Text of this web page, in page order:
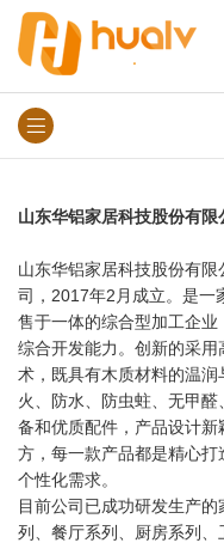
山东华铝家居科技股份有限
山东华铝家居科技股份有
司，2017年2月成立。是一
售于一体的综合型加工企
综合开发能力。创新的采
术，既具有木质材料的温
火、防水、防虫蛀、无甲
备和优质配件，产品设计
方，每一款产品都是精心
个性化需求。
目前公司已成功研发生产
列、餐厅系列、厨房系列